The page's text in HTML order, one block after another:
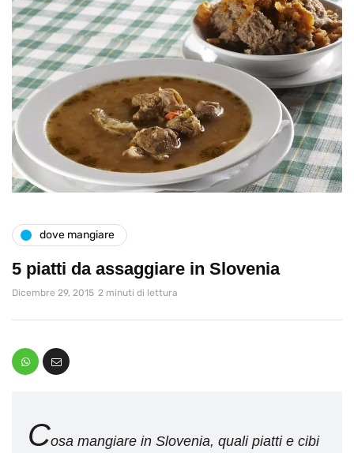
dove mangiare
5 piatti da assaggiare in Slovenia
Dicembre 29, 2015 2 minuti di lettura
Cosa mangiare in Slovenia, quali piatti e cibi